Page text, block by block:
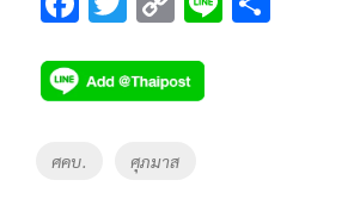
e
b
o
tt
er
p
y
Li
Tags
ศคบ. ศุภมาส